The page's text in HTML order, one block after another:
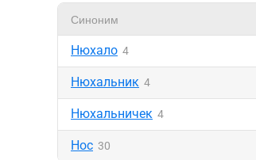
Синоним
Нюхало 4
Нюхальник 4
Нюхальничек 4
Нос 30